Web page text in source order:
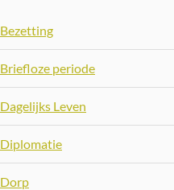
Bezetting
Briefloze periode
Dagelijks Leven
Diplomatie
Dorp